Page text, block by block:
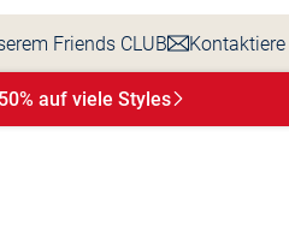
Friends CLUB Kontaktiere
auf viele Styles